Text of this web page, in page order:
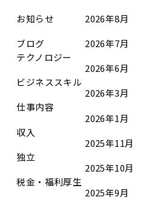
お知らせ
ブログ
テクノロジー
ビジネススキル
仕事内容
収入
独立
税金・福利厚生
2026年8月
2026年7月
2026年6月
2026年3月
2026年1月
2025年11月
2025年10月
2025年9月